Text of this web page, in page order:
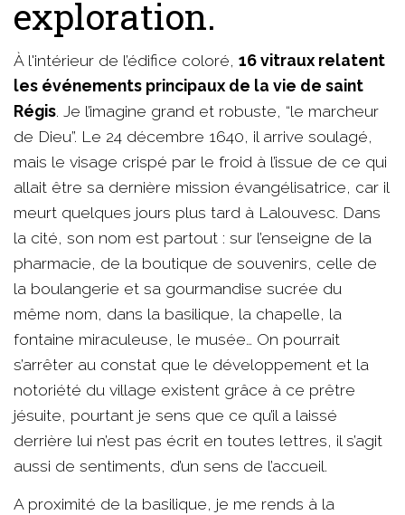
exploration.
À l'intérieur de l’édifice coloré, 16 vitraux relatent
les événements principaux de la vie de saint
Régis. Je l’imagine grand et robuste, “le marcheur
de Dieu”. Le 24 décembre 1640, il arrive soulagé,
mais le visage crispé par le froid à l’issue de ce qui
allait être sa dernière mission évangélisatrice, car il
meurt quelques jours plus tard à Lalouvesc. Dans
la cité, son nom est partout : sur l’enseigne de la
pharmacie, de la boutique de souvenirs, celle de
la boulangerie et sa gourmandise sucrée du
même nom, dans la basilique, la chapelle, la
fontaine miraculeuse, le musée… On pourrait
s’arrêter au constat que le développement et la
notoriété du village existent grâce à ce prêtre
jésuite, pourtant je sens que ce qu’il a laissé
derrière lui n’est pas écrit en toutes lettres, il s’agit
aussi de sentiments, d’un sens de l’accueil.
A proximité de la basilique, je me rends à la